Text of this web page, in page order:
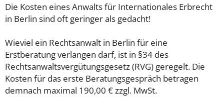
Die Kosten eines Anwalts für Internationales Erbrecht
in Berlin sind oft geringer als gedacht!
Wieviel ein Rechtsanwalt in Berlin für eine
Erstberatung verlangen darf, ist in §34 des
Rechtsanwaltsvergütungsgesetz (RVG) geregelt. Die
Kosten für das erste Beratungsgespräch betragen
demnach maximal 190,00 € zzgl. MwSt.